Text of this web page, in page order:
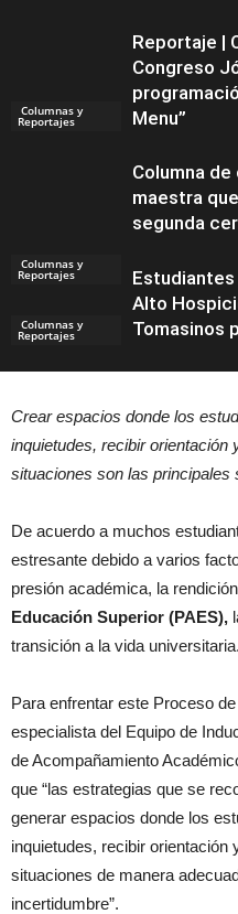
Columnas y
Reportajes
Columnas y
Reportajes
Reportaje |
Congreso
Menu”
Columnas y
Reportajes
Columna de
maestra
segunda
Noticias
Alto
Tomasinos
Crear espacios donde los
inquietudes, recibir orientación
situaciones son las principales
De acuerdo a muchos
estresante debido a varios
presión académica, la
Educación Superior (PAES),
transición a la vida universitaria.
Para enfrentar este Proceso
especialista del Equipo de
de Acompañamiento
que “las estrategias que se
generar espacios donde los
inquietudes, recibir orientación
situaciones de manera
incertidumbre”.